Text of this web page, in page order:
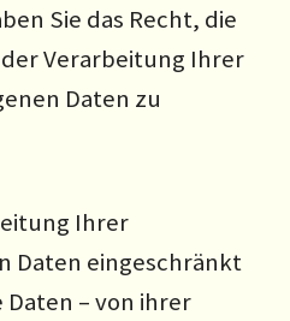
Sie das Recht, die
Verarbeitung Ihrer
Daten zu
Ihrer
Daten eingeschränkt
– von ihrer